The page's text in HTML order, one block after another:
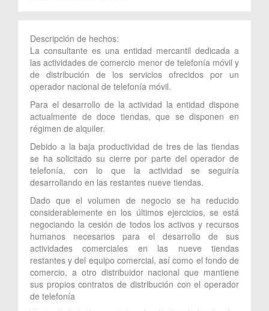
Descripción de hechos:
La consultante es una entidad mercantil dedicada a
las actividades de comercio menor de telefonía móvil y
de distribución de los servicios ofrecidos por un
operador nacional de telefonía móvil.
Para el desarrollo de la actividad la entidad dispone
actualmente de doce tiendas, que se disponen en
régimen de alquiler.
Debido a la baja productividad de tres de las tiendas
se ha solicitado su cierre por parte del operador de
telefonía, con lo que la actividad se seguiría
desarrollando en las restantes nueve tiendas.
Dado que el volumen de negocio se ha reducido
considerablemente en los últimos ejercicios, se está
negociando la cesión de todos los activos y recursos
humanos necesarios para el desarrollo de sus
actividades comerciales en las nueve tiendas
restantes y del equipo comercial, así como el fondo de
comercio, a otro distribuidor nacional que mantiene
sus propios contratos de distribución con el operador
de telefonía